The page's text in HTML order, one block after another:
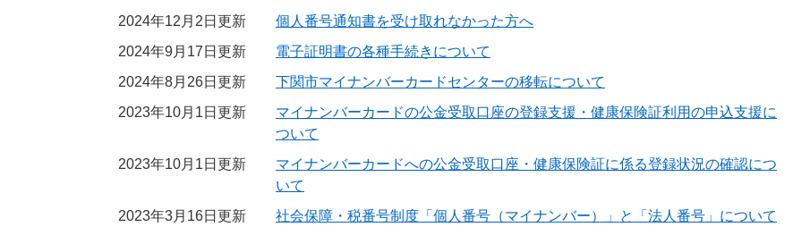
2024年12月2日更新
個人番号通知書を受け取れなかった方へ
2024年9月17日更新
電子証明書の各種手続きについて
2024年8月26日更新
下関市マイナンバーカードセンターの移転について
2023年10月1日更新
マイナンバーカードの公金受取口座の登録支援・健康保険証利用の申込支援に
ついて
2023年10月1日更新
マイナンバーカードへの公金受取口座・健康保険証に係る登録状況の確認につ
いて
2023年3月16日更新
社会保障・税番号制度「個人番号（マイナンバー）」と「法人番号」について